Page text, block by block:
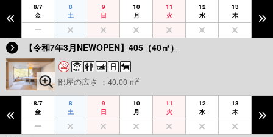
8/7
金
8
土
9
日
10
月
11
火
12
水
13
木
【令和7年3月NEWOPEN】405（40㎡）
部屋の広さ ：40.00 m2
8/7
金
8
土
9
日
10
月
11
火
12
水
13
木